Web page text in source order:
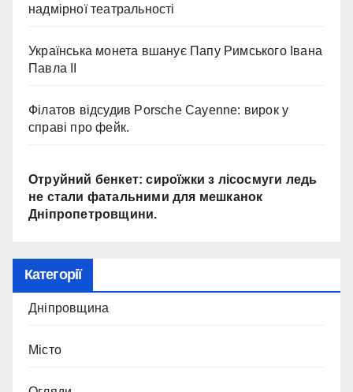
надмірної театральності
Українська монета вшанує Папу Римського Івана
Павла II
Філатов відсудив Porsche Cayenne: вирок у
справі про фейк.
Отруйний бенкет: сироїжки з лісосмуги ледь
не стали фатальними для мешканок
Дніпропетровщини.
Категорії
Дніпровщина
Місто